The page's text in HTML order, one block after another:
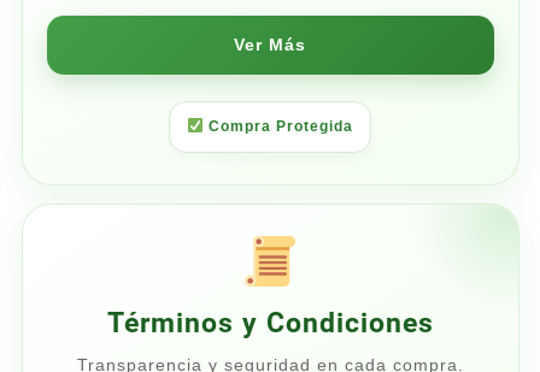
Ver Más
Compra Protegida
Términos y Condiciones
Transparencia y seguridad en cada compra.